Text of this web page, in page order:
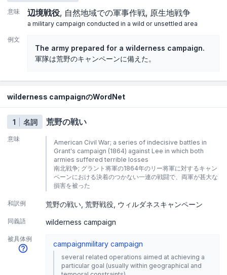
意味 辺境戦役 自然地域での軍事作戦 原生地戦争
a military campaign conducted in a wild or unsettled area
例文
The army prepared for a wilderness campaign.
軍隊は荒野のキャンペーンに備えた。
wilderness campaignのWordNet
1 名詞 荒野の戦い
意味
American Civil War; a series of indecisive battles in
Grant's campaign (1864) against Lee in which both
armies suffered terrible losses
南北戦争; グラント将軍の1864年のリー将軍に対するキャン
ペーンにおける決着のつかない一連の戦闘で、両軍が甚大な
損害を被った
和訳例 荒野の戦い 荒野戦役 ウィルダネスキャンペーン
同義語 wilderness campaign
被具体例
campaignmilitary campaign
several related operations aimed at achieving a
particular goal (usually within geographical and